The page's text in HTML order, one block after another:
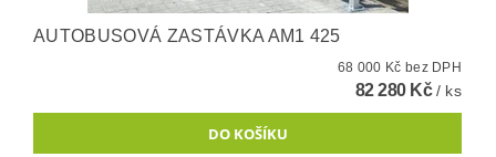
AUTOBUSOVÁ ZASTÁVKA AM1 425
68 000 Kč bez DPH
82 280 Kč/ ks